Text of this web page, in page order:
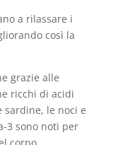
a rilassare i
così la
grazie alle
ricchi di acidi
sardine, le noci e
3 sono noti per